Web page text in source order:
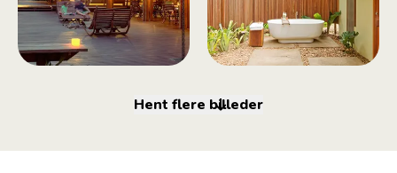
Hent flere billeder